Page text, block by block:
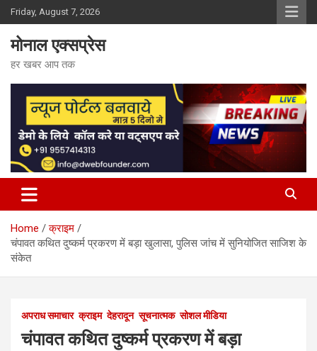
Skip
to
content
Friday, August 7, 2026
मोनाल एक्सप्रेस
हर खबर आप तक
Home
क्राइम
चंपावत कथित दुष्कर्म प्रकरण में बड़ा खुलासा, पुलिस जांच में सुनियोजित साजिश के
संकेत
अपराध समाचार क्राइम देहरादून सूचनात्मक सोशल मीडिया
चंपावत कथित दुष्कर्म प्रकरण में बड़ा